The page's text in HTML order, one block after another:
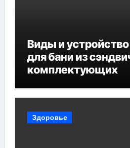
Виды и
для бани из
комплектующих
Здоровье